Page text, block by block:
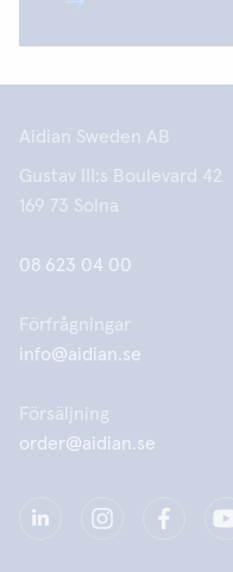
Aidian Sweden AB
Gustav III:s Boulevard 42
169 73 Solna
08 623 04 00
Förfrågningar
info@aidian.se
Försäljning
order@aidian.se